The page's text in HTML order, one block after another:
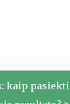
kaip pasiekti